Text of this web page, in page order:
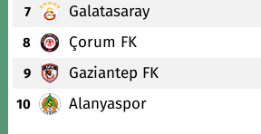
7 Galatasaray
8 Çorum FK
9 Gaziantep FK
10 Alanyaspor